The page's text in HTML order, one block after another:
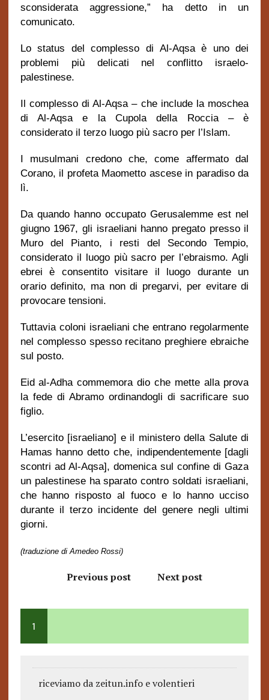
sconsiderata aggressione,” ha detto in un
comunicato.
Lo status del complesso di Al-Aqsa è uno dei
problemi più delicati nel conflitto israelo-
palestinese.
Il complesso di Al-Aqsa – che include la moschea
di Al-Aqsa e la Cupola della Roccia – è
considerato il terzo luogo più sacro per l’Islam.
I musulmani credono che, come affermato dal
Corano, il profeta Maometto ascese in paradiso da
lì.
Da quando hanno occupato Gerusalemme est nel
giugno 1967, gli israeliani hanno pregato presso il
Muro del Pianto, i resti del Secondo Tempio,
considerato il luogo più sacro per l’ebraismo. Agli
ebrei è consentito visitare il luogo durante un
orario definito, ma non di pregarvi, per evitare di
provocare tensioni.
Tuttavia coloni israeliani che entrano regolarmente
nel complesso spesso recitano preghiere ebraiche
sul posto.
Eid al-Adha commemora dio che mette alla prova
la fede di Abramo ordinandogli di sacrificare suo
figlio.
L’esercito [israeliano] e il ministero della Salute di
Hamas hanno detto che, indipendentemente [dagli
scontri ad Al-Aqsa], domenica sul confine di Gaza
un palestinese ha sparato contro soldati israeliani,
che hanno risposto al fuoco e lo hanno ucciso
durante il terzo incidente del genere negli ultimi
giorni.
(traduzione di Amedeo Rossi)
Previous post Next post
1
riceviamo da zeitun.info e volentieri